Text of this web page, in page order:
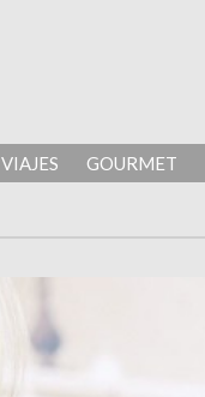
VIAJES GOURMET